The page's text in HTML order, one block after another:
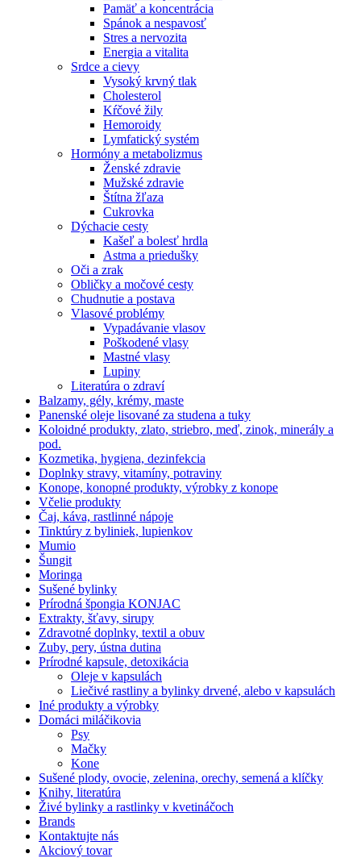
Pamäť a koncentrácia
Spánok a nespavosť
Stres a nervozita
Energia a vitalita
Srdce a cievy
Vysoký krvný tlak
Cholesterol
Kŕčové žily
Hemoroidy
Lymfatický systém
Hormóny a metabolizmus
Ženské zdravie
Mužské zdravie
Štítna žľaza
Cukrovka
Dýchacie cesty
Kašeľ a bolesť hrdla
Astma a priedušky
Oči a zrak
Obličky a močové cesty
Chudnutie a postava
Vlasové problémy
Vypadávanie vlasov
Poškodené vlasy
Mastné vlasy
Lupiny
Literatúra o zdraví
Balzamy, gély, krémy, maste
Panenské oleje lisované za studena a tuky
Koloidné produkty, zlato, striebro, meď, zinok, minerály a
pod.
Kozmetika, hygiena, dezinfekcia
Doplnky stravy, vitamíny, potraviny
Konope, konopné produkty, výrobky z konope
Včelie produkty
Čaj, káva, rastlinné nápoje
Tinktúry z byliniek, lupienkov
Mumio
Šungit
Moringa
Sušené bylinky
Prírodná špongia KONJAC
Extrakty, šťavy, sirupy
Zdravotné doplnky, textil a obuv
Zuby, pery, ústna dutina
Prírodné kapsule, detoxikácia
Oleje v kapsulách
Liečivé rastliny a bylinky drvené, alebo v kapsulách
Iné produkty a výrobky
Domáci miláčikovia
Psy
Mačky
Kone
Sušené plody, ovocie, zelenina, orechy, semená a klíčky
Knihy, literatúra
Živé bylinky a rastlinky v kvetináčoch
Brands
Kontaktujte nás
Akciový tovar